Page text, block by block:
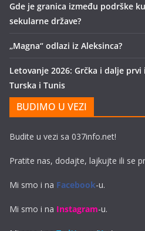
Gde je granica između podrške
sekularne države?
„Magna“ odlazi iz Aleksinca?
Letovanje 2026: Grčka i dalje
Turska i Tunis
BUDIMO U VEZI
Budite u vezi sa 037info.net!
Pratite nas, dodajte, lajkujte ili se
Mi smo i na Facebook-u.
Mi smo i na Instagram-u.